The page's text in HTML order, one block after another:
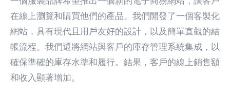
在線上瀏覽和購買他們的產品。我們開發了一個客製化
網站，具有現代且用戶友好的設計，以及簡單直觀的結
帳流程。我們還將網站與客戶的庫存管理系統集成，以
確保準確的庫存水準和履行。結果，客戶的線上銷售額
和收入顯著增加。